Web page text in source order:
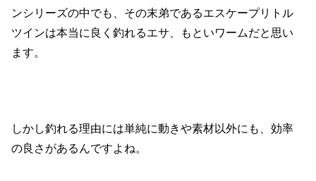
ンシリーズの中でも、その末弟であるエスケープリトル
ツインは本当に良く釣れるエサ、もといワームだと思い
ます。
しかし釣れる理由には単純に動きや素材以外にも、効率
の良さがあるんですよね。